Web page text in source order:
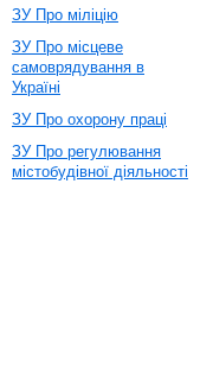
ЗУ Про міліцію
ЗУ Про місцеве
самоврядування в
Україні
ЗУ Про охорону праці
ЗУ Про регулювання
містобудівної діяльності